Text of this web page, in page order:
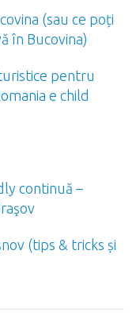
(sau ce poți
în Bucovina)
pentru
e child
continuă –
(tips & tricks și